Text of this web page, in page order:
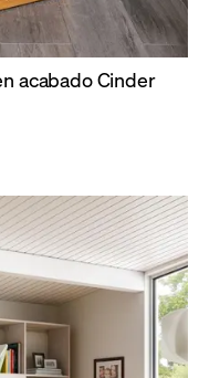
acabado Cinder